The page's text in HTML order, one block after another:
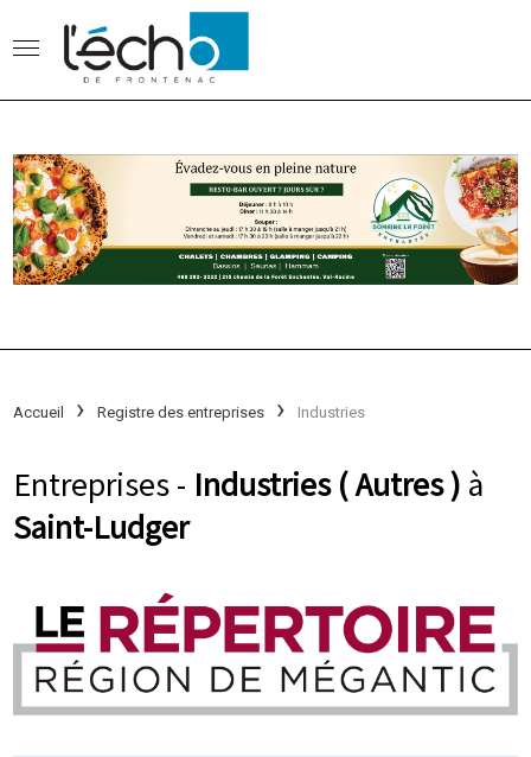
Accueil Registre des entreprises Industries
Entreprises - Industries ( Autres ) à
Saint-Ludger